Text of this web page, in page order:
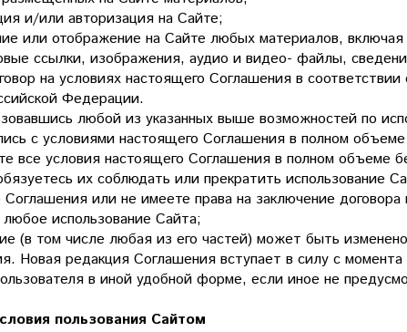
и/или авторизация на Сайте;
или отображение на Сайте любых материалов, включая
ссылки, изображения, аудио и видео- файлы,
на условиях настоящего Соглашения в
Федерации.
любой из указанных выше возможностей по
с условиями настоящего Соглашения в полном
все условия настоящего Соглашения в полном объеме
их соблюдать или прекратить использование
или не имеете права на заключение
использование Сайта;
(в том числе любая из его частей) может быть
Новая редакция Соглашения вступает в силу с
в иной удобной форме, если иное не
пользования Сайтом